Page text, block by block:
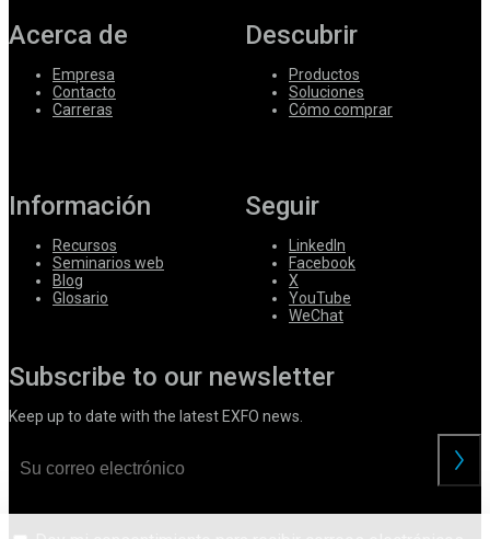
Acerca de
Empresa
Contacto
Carreras
Descubrir
Productos
Soluciones
Cómo comprar
Información
Recursos
Seminarios web
Blog
Glosario
Seguir
LinkedIn
Facebook
X
YouTube
WeChat
Subscribe to our newsletter
Keep up to date with the latest EXFO news.